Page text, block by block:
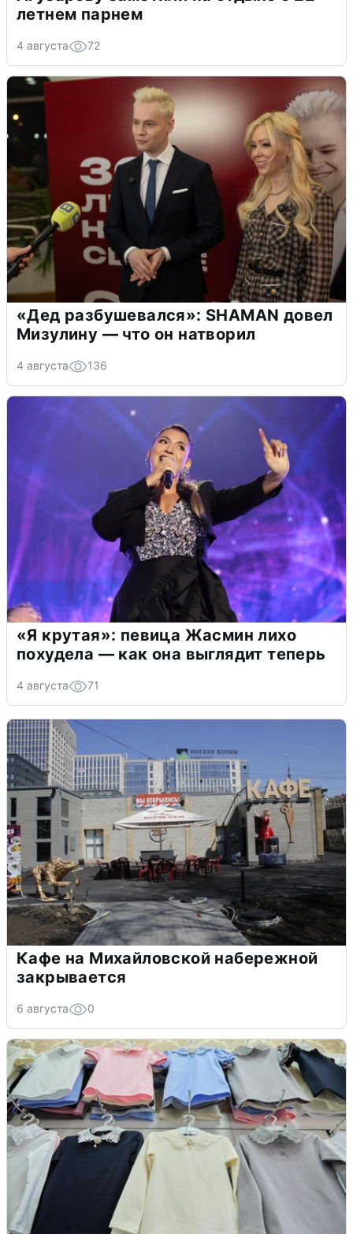
летнем парнем
4 августа 72
«Дед разбушевался»: SHAMAN довел
Мизулину — что он натворил
4 августа 136
«Я крутая»: певица Жасмин лихо
похудела — как она выглядит теперь
4 августа 71
Кафе на Михайловской набережной
закрывается
6 августа 0